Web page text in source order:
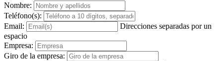
Nombre:
Teléfono(s):
Email:
Direcciones separadas por un
espacio
Empresa:
Giro de la empresa: